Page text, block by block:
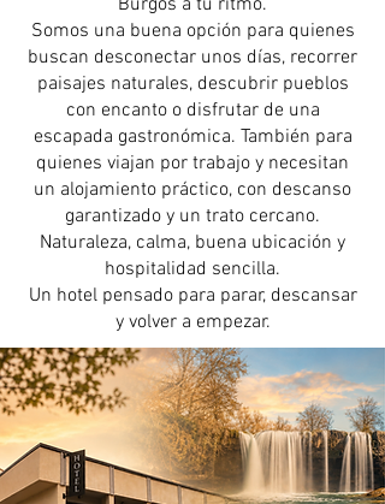
Burgos a tu ritmo.
Somos una buena opción para quienes
buscan desconectar unos días, recorrer
paisajes naturales, descubrir pueblos
con encanto o disfrutar de una
escapada gastronómica. También para
quienes viajan por trabajo y necesitan
un alojamiento práctico, con descanso
garantizado y un trato cercano.
Naturaleza, calma, buena ubicación y
hospitalidad sencilla.
Un hotel pensado para parar, descansar
y volver a empezar.